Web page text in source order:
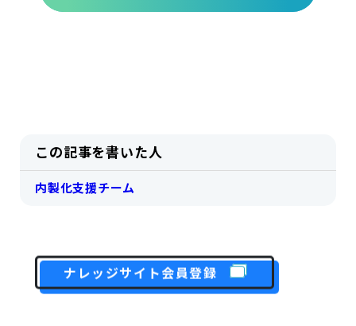
この記事を書いた人
内製化支援チーム
ナレッジサイト会員登録